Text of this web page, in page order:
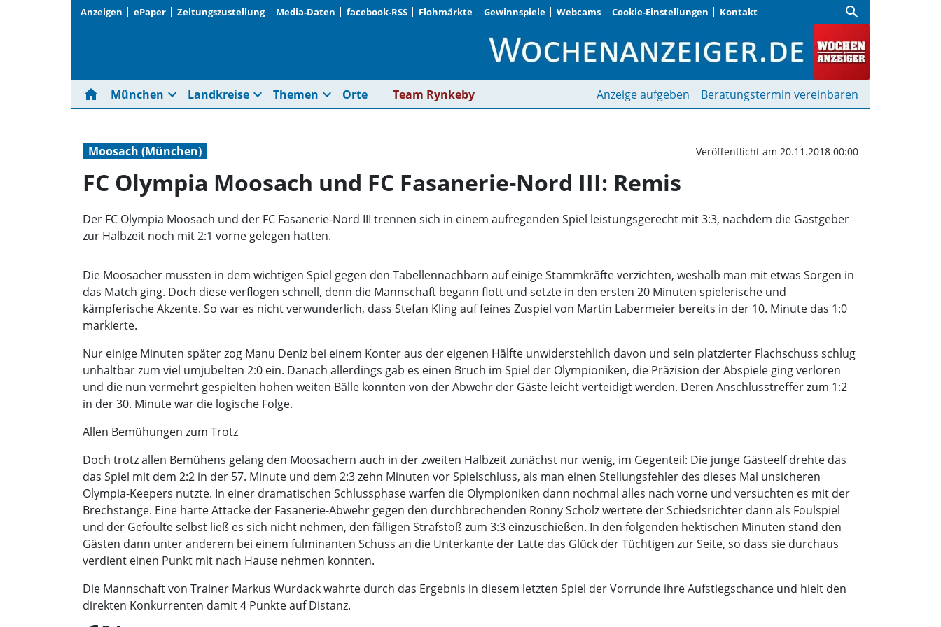
Anzeigen ePaper Zeitungszustellung Media-Daten facebook-RSS Flohmärkte Gewinnspiele Webcams Cookie-Einstellungen Kontakt search
FC Olympia Moosach und FC Fasanerie-
home München expand_more Landkreise expand_more Themen expand_more Orte Team Rynkeby Anzeige aufgeben Beratungstermin vereinbaren
Moosach (München) Veröffentlicht am 20.11.2018 00:00
FC Olympia Moosach und FC Fasanerie-Nord III: Remis
Der FC Olympia Moosach und der FC Fasanerie-Nord III trennen sich in einem aufregenden Spiel leistungsgerecht mit 3:3, nachdem die Gastgeber
zur Halbzeit noch mit 2:1 vorne gelegen hatten.
Die Moosacher mussten in dem wichtigen Spiel gegen den Tabellennachbarn auf einige Stammkräfte verzichten, weshalb man mit etwas Sorgen in
das Match ging. Doch diese verflogen schnell, denn die Mannschaft begann flott und setzte in den ersten 20 Minuten spielerische und
kämpferische Akzente. So war es nicht verwunderlich, dass Stefan Kling auf feines Zuspiel von Martin Labermeier bereits in der 10. Minute das 1:0
markierte.
Nur einige Minuten später zog Manu Deniz bei einem Konter aus der eigenen Hälfte unwiderstehlich davon und sein platzierter Flachschuss schlug
unhaltbar zum viel umjubelten 2:0 ein. Danach allerdings gab es einen Bruch im Spiel der Olympioniken, die Präzision der Abspiele ging verloren
und die nun vermehrt gespielten hohen weiten Bälle konnten von der Abwehr der Gäste leicht verteidigt werden. Deren Anschlusstreffer zum 1:2
in der 30. Minute war die logische Folge.
Allen Bemühungen zum Trotz
Doch trotz allen Bemühens gelang den Moosachern auch in der zweiten Halbzeit zunächst nur wenig, im Gegenteil: Die junge Gästeelf drehte das
das Spiel mit dem 2:2 in der 57. Minute und dem 2:3 zehn Minuten vor Spielschluss, als man einen Stellungsfehler des dieses Mal unsicheren
Olympia-Keepers nutzte. In einer dramatischen Schlussphase warfen die Olympioniken dann nochmal alles nach vorne und versuchten es mit der
Brechstange. Eine harte Attacke der Fasanerie-Abwehr gegen den durchbrechenden Ronny Scholz wertete der Schiedsrichter dann als Foulspiel
und der Gefoulte selbst ließ es sich nicht nehmen, den fälligen Strafstoß zum 3:3 einzuschießen. In den folgenden hektischen Minuten stand den
Gästen dann unter anderem bei einem fulminanten Schuss an die Unterkante der Latte das Glück der Tüchtigen zur Seite, so dass sie durchaus
verdient einen Punkt mit nach Hause nehmen konnten.
Die Mannschaft von Trainer Markus Wurdack wahrte durch das Ergebnis in diesem letzten Spiel der Vorrunde ihre Aufstiegschance und hielt den
direkten Konkurrenten damit 4 Punkte auf Distanz.